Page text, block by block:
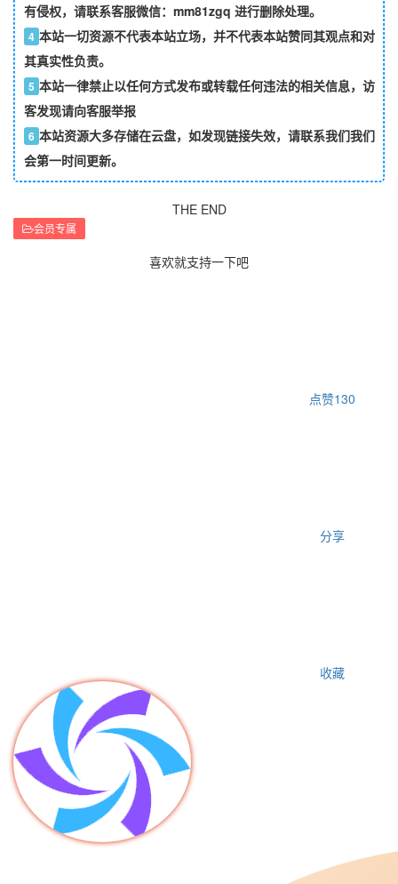
有侵权，请联系客服微信：mm81zgq 进行删除处理。
4 本站一切资源不代表本站立场，并不代表本站赞同其观点和对
其真实性负责。
5 本站一律禁止以任何方式发布或转载任何违法的相关信息，访
客发现请向客服举报
6 本站资源大多存储在云盘，如发现链接失效，请联系我们我们
会第一时间更新。
THE END
会员专属
喜欢就支持一下吧
点赞130
分享
收藏